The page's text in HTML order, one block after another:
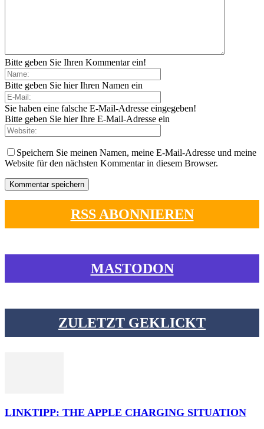
Bitte geben Sie Ihren Kommentar ein!
Bitte geben Sie hier Ihren Namen ein
Sie haben eine falsche E-Mail-Adresse eingegeben!
Bitte geben Sie hier Ihre E-Mail-Adresse ein
Speichern Sie meinen Namen, meine E-Mail-Adresse und meine
Website für den nächsten Kommentar in diesem Browser.
RSS ABONNIEREN
MASTODON
ZULETZT GEKLICKT
LINKTIPP: THE APPLE CHARGING SITUATION